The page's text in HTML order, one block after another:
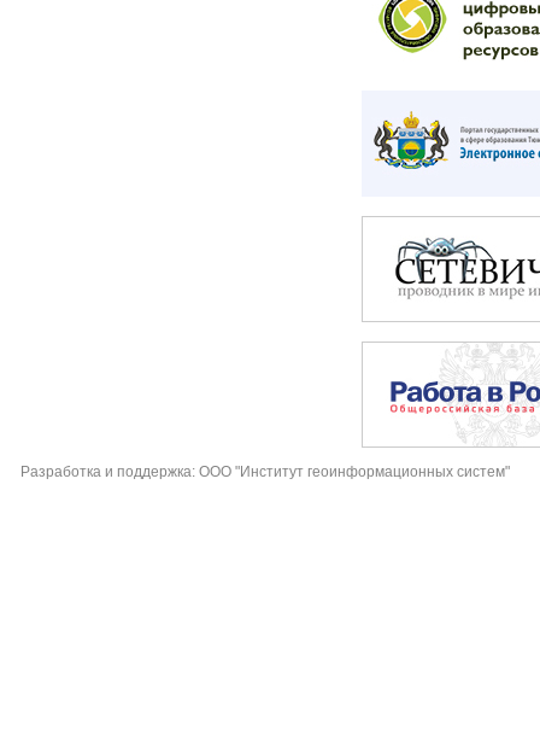
Разработка и поддержка: ООО "Институт геоинформационных систем"